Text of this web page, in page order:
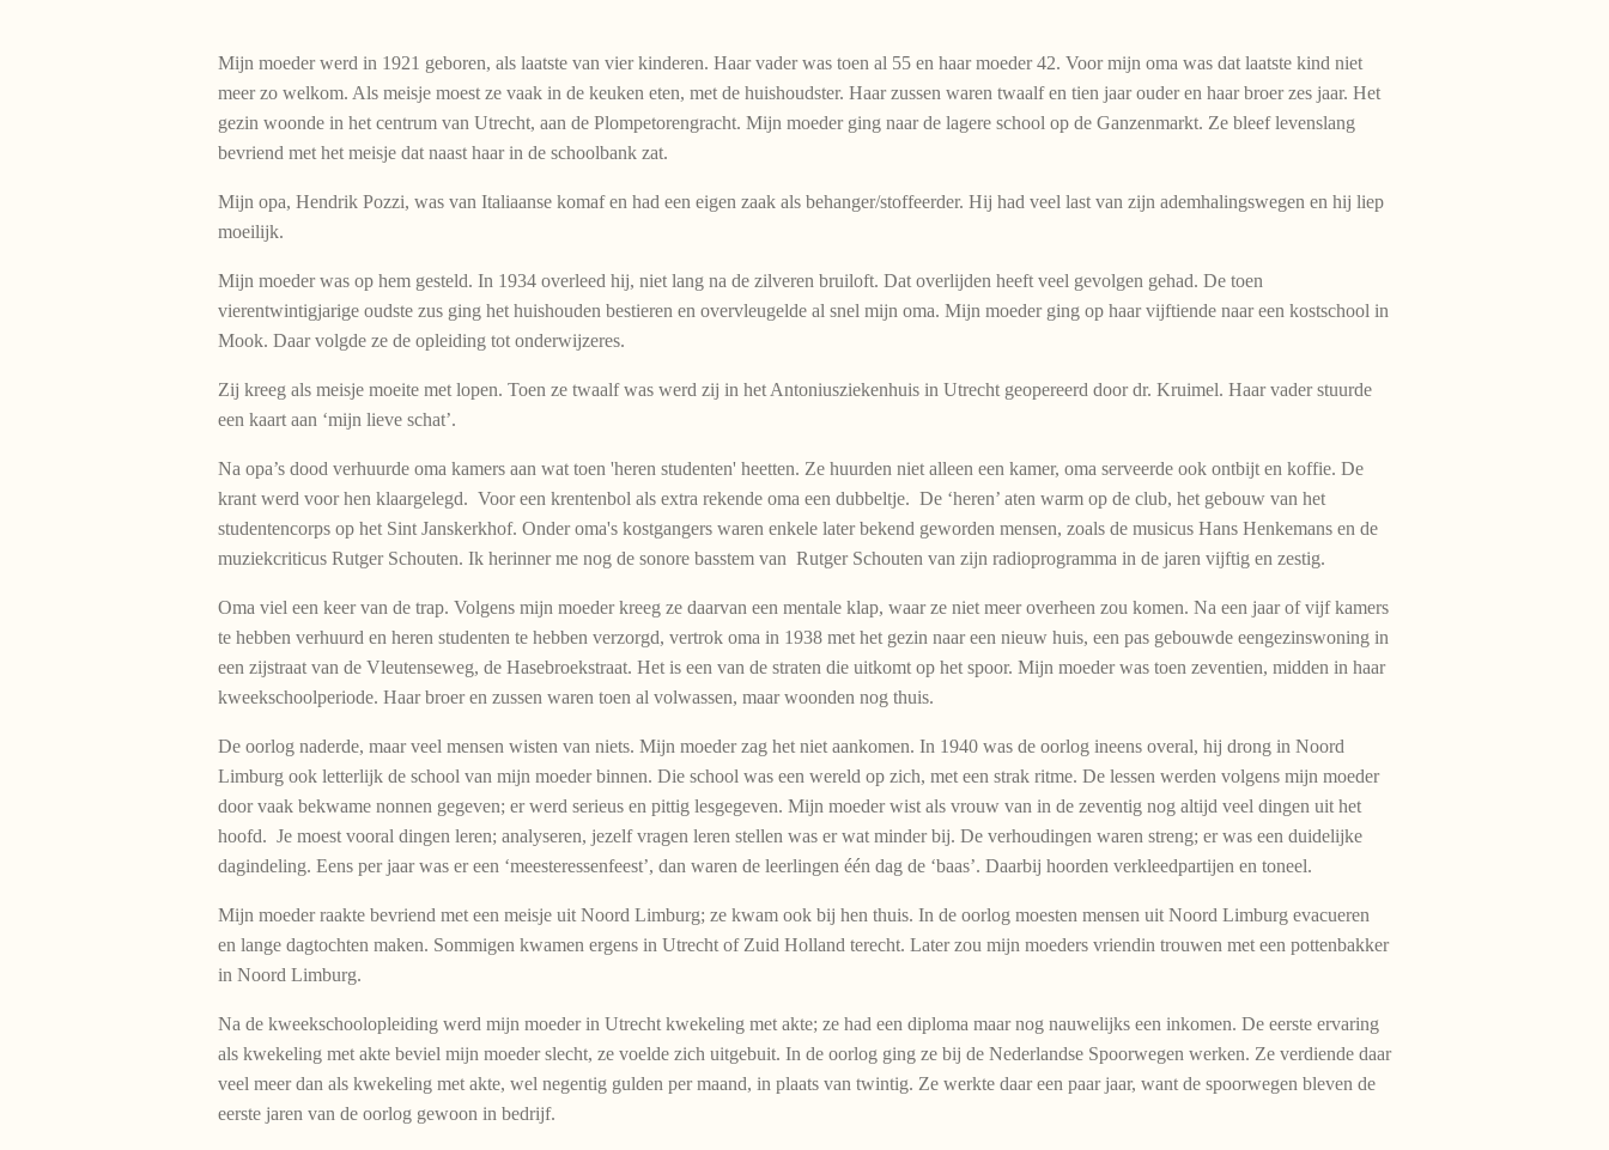
Mijn moeder werd in 1921 geboren, als laatste van vier kinderen. Haar vader was toen al 55 en haar moeder 42. Voor mijn oma was dat laatste kind niet
meer zo welkom. Als meisje moest ze vaak in de keuken eten, met de huishoudster. Haar zussen waren twaalf en tien jaar ouder en haar broer zes jaar. Het
gezin woonde in het centrum van Utrecht, aan de Plompetorengracht. Mijn moeder ging naar de lagere school op de Ganzenmarkt. Ze bleef levenslang
bevriend met het meisje dat naast haar in de schoolbank zat.
Mijn opa, Hendrik Pozzi, was van Italiaanse komaf en had een eigen zaak als behanger/stoffeerder. Hij had veel last van zijn ademhalingswegen en hij liep
moeilijk.
Mijn moeder was op hem gesteld. In 1934 overleed hij, niet lang na de zilveren bruiloft. Dat overlijden heeft veel gevolgen gehad. De toen
vierentwintigjarige oudste zus ging het huishouden bestieren en overvleugelde al snel mijn oma. Mijn moeder ging op haar vijftiende naar een kostschool in
Mook. Daar volgde ze de opleiding tot onderwijzeres.
Zij kreeg als meisje moeite met lopen. Toen ze twaalf was werd zij in het Antoniusziekenhuis in Utrecht geopereerd door dr. Kruimel. Haar vader stuurde
een kaart aan ‘mijn lieve schat’.
Na opa’s dood verhuurde oma kamers aan wat toen 'heren studenten' heetten. Ze huurden niet alleen een kamer, oma serveerde ook ontbijt en koffie. De
krant werd voor hen klaargelegd. Voor een krentenbol als extra rekende oma een dubbeltje. De ‘heren’ aten warm op de club, het gebouw van het
studentencorps op het Sint Janskerkhof. Onder oma's kostgangers waren enkele later bekend geworden mensen, zoals de musicus Hans Henkemans en de
muziekcriticus Rutger Schouten. Ik herinner me nog de sonore basstem van Rutger Schouten van zijn radioprogramma in de jaren vijftig en zestig.
Oma viel een keer van de trap. Volgens mijn moeder kreeg ze daarvan een mentale klap, waar ze niet meer overheen zou komen. Na een jaar of vijf kamers
te hebben verhuurd en heren studenten te hebben verzorgd, vertrok oma in 1938 met het gezin naar een nieuw huis, een pas gebouwde eengezinswoning in
een zijstraat van de Vleutenseweg, de Hasebroekstraat. Het is een van de straten die uitkomt op het spoor. Mijn moeder was toen zeventien, midden in haar
kweekschoolperiode. Haar broer en zussen waren toen al volwassen, maar woonden nog thuis.
De oorlog naderde, maar veel mensen wisten van niets. Mijn moeder zag het niet aankomen. In 1940 was de oorlog ineens overal, hij drong in Noord
Limburg ook letterlijk de school van mijn moeder binnen. Die school was een wereld op zich, met een strak ritme. De lessen werden volgens mijn moeder
door vaak bekwame nonnen gegeven; er werd serieus en pittig lesgegeven. Mijn moeder wist als vrouw van in de zeventig nog altijd veel dingen uit het
hoofd. Je moest vooral dingen leren; analyseren, jezelf vragen leren stellen was er wat minder bij. De verhoudingen waren streng; er was een duidelijke
dagindeling. Eens per jaar was er een ‘meesteressenfeest’, dan waren de leerlingen één dag de ‘baas’. Daarbij hoorden verkleedpartijen en toneel.
Mijn moeder raakte bevriend met een meisje uit Noord Limburg; ze kwam ook bij hen thuis. In de oorlog moesten mensen uit Noord Limburg evacueren
en lange dagtochten maken. Sommigen kwamen ergens in Utrecht of Zuid Holland terecht. Later zou mijn moeders vriendin trouwen met een pottenbakker
in Noord Limburg.
Na de kweekschoolopleiding werd mijn moeder in Utrecht kwekeling met akte; ze had een diploma maar nog nauwelijks een inkomen. De eerste ervaring
als kwekeling met akte beviel mijn moeder slecht, ze voelde zich uitgebuit. In de oorlog ging ze bij de Nederlandse Spoorwegen werken. Ze verdiende daar
veel meer dan als kwekeling met akte, wel negentig gulden per maand, in plaats van twintig. Ze werkte daar een paar jaar, want de spoorwegen bleven de
eerste jaren van de oorlog gewoon in bedrijf.